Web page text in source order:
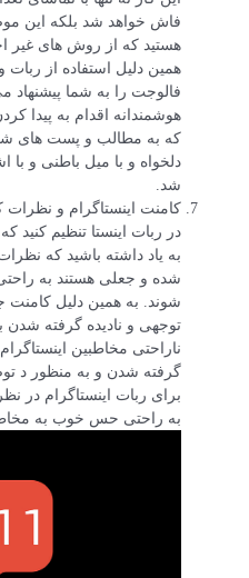
فاش خواهد شد بلکه این
هستید که از روش های غیر
همین دلیل استفاده از ربات
فالوجت را به شما پیشنهاد
هوشمندانه اقدام به پیدا
که به مطالب و پست های
دلخواه و با میل باطنی و با
شد.
کامنت اینستاگرام و نظرات
در ربات اینستا تنظیم کنید
به یاد داشته باشید که
شده و جعلی هستند به
شوند. به همین دلیل کامنت
توجهی و نادیده گرفته شدن
ناراحتی مخاطبین
گرفته شدن و به منظور د
برای ربات اینستاگرام در
به راحتی حس خوب به